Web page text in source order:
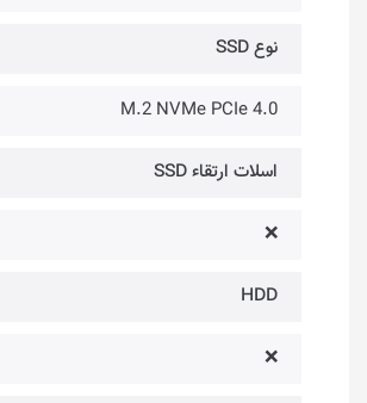
نوع SSD
M.2 NVMe PCIe 4.0
اسلات ارتقاء SSD
❌
HDD
❌